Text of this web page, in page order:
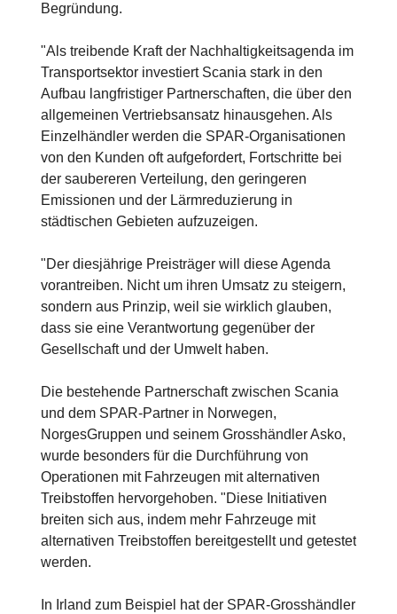
Begründung.
"Als treibende Kraft der Nachhaltigkeitsagenda im
Transportsektor investiert Scania stark in den
Aufbau langfristiger Partnerschaften, die über den
allgemeinen Vertriebsansatz hinausgehen. Als
Einzelhändler werden die SPAR-Organisationen
von den Kunden oft aufgefordert, Fortschritte bei
der saubereren Verteilung, den geringeren
Emissionen und der Lärmreduzierung in
städtischen Gebieten aufzuzeigen.
"Der diesjährige Preisträger will diese Agenda
vorantreiben. Nicht um ihren Umsatz zu steigern,
sondern aus Prinzip, weil sie wirklich glauben,
dass sie eine Verantwortung gegenüber der
Gesellschaft und der Umwelt haben.
Die bestehende Partnerschaft zwischen Scania
und dem SPAR-Partner in Norwegen,
NorgesGruppen und seinem Grosshändler Asko,
wurde besonders für die Durchführung von
Operationen mit Fahrzeugen mit alternativen
Treibstoffen hervorgehoben. "Diese Initiativen
breiten sich aus, indem mehr Fahrzeuge mit
alternativen Treibstoffen bereitgestellt und getestet
werden.
In Irland zum Beispiel hat der SPAR-Grosshändler